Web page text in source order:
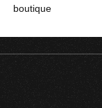
boutique